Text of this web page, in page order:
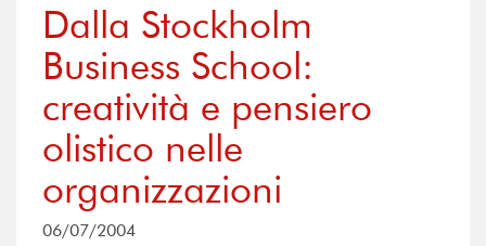
Dalla Stockholm
Business School:
creatività e pensiero
olistico nelle
organizzazioni
06/07/2004